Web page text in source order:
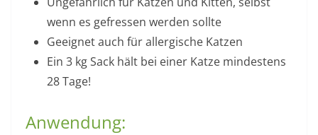
wenn es gefressen werden sollte
Geeignet auch für allergische Katzen
Ein 3 kg Sack hält bei einer Katze mindestens
28 Tage!
Anwendung: